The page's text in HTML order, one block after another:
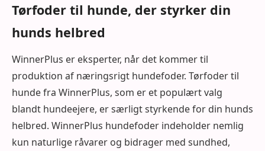
Tørfoder til hunde, der styrker din
hunds helbred
WinnerPlus er eksperter, når det kommer til
produktion af næringsrigt hundefoder. Tørfoder til
hunde fra WinnerPlus, som er et populært valg
blandt hundeejere, er særligt styrkende for din hunds
helbred. WinnerPlus hundefoder indeholder nemlig
kun naturlige råvarer og bidrager med sundhed,